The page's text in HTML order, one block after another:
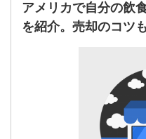
アメリカで自分の飲
を紹介。売却のコツ